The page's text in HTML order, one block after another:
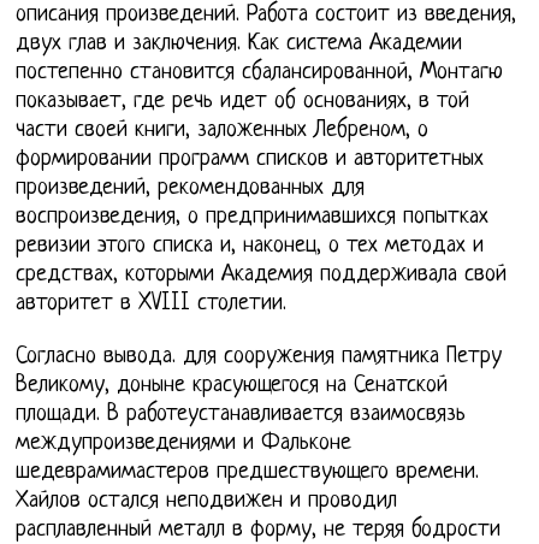
описания произведений. Работа состоит из введения,
двух глав и заключения. Как система Академии
постепенно становится сбалансированной, Монтагю
показывает, где речь идет об основаниях, в той
части своей книги, заложенных Лебреном, о
формировании программ списков и авторитетных
произведений, рекомендованных для
воспроизведения, о предпринимавшихся попытках
ревизии этого списка и, наконец, о тех методах и
средствах, которыми Академия поддерживала свой
авторитет в XVIII столетии.
Согласно вывода. для сооружения памятника Петру
Великому, доныне красующегося на Сенатской
площади. В работеустанавливается взаимосвязь
междупроизведениями и Фальконе
шедеврамимастеров предшествующего времени.
Хайлов остался неподвижен и проводил
расплавленный металл в форму, не теряя бодрости